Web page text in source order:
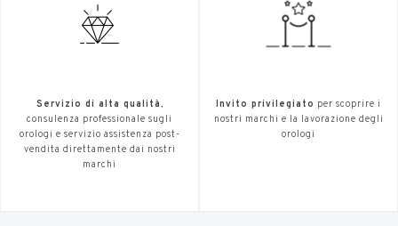
Servizio di alta qualità,
consulenza professionale sugli
orologi e servizio assistenza post-
vendita direttamente dai nostri
marchi
Invito privilegiato per scoprire i
nostri marchi e la lavorazione degli
orologi